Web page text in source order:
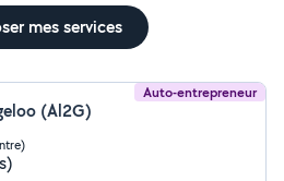
mes services
Auto-entrepreneur
(Al2G)